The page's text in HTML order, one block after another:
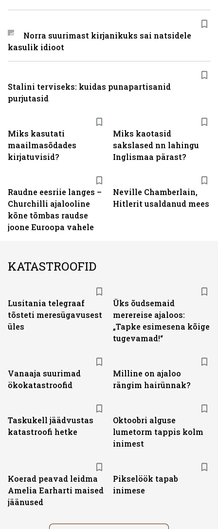
Miks kasutati
maailmasõdades
kirjatuvisid?
Miks kaotasid
sakslased nn lahingu
Inglismaa pärast?
Raudne eesriie langes –
Churchilli ajalooline
kõne tõmbas raudse
joone Euroopa vahele
Neville Chamberlain,
Hitlerit usaldanud mees
Norra suurimast kirjanikuks sai natsidele
kasulik idioot
Stalini terviseks: kuidas punapartisanid
purjutasid
KATASTROOFID
Lusitania telegraaf
tõsteti meresügavusest
üles
Üks õudsemaid
merereise ajaloos:
„Tapke esimesena kõige
tugevamad!“
Vanaaja suurimad
ökokatastroofid
Milline on ajaloo
rängim hairünnak?
Taskukell jäädvustas
katastroofi hetke
Oktoobri alguse
lumetorm tappis kolm
inimest
Koerad peavad leidma
Amelia Earharti maised
jäänused
Pikselöök tapab
inimese